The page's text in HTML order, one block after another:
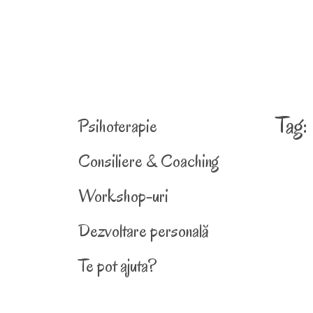
Psihoterapie
Consiliere & Coaching
Workshop-uri
Dezvoltare personală
Te pot ajuta?
Tag: